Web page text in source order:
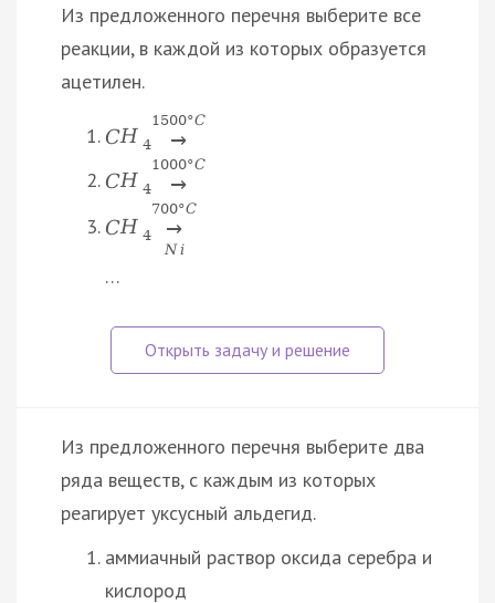
Из предложенного перечня выберите все
реакции, в каждой из которых образуется
ацетилен.
CH 4
1500°C
→
CH 4
1000°C
→
CH 4
700°C
→
N i
…
Из предложенного перечня выберите два
ряда веществ, с каждым из которых
реагирует уксусный альдегид.
аммиачный раствор оксида серебра и
кислород